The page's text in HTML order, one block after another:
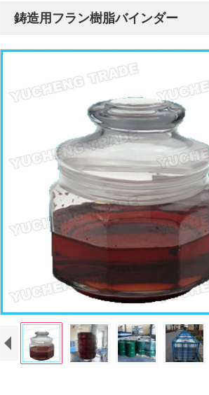
鋳造用フラン樹脂バインダー